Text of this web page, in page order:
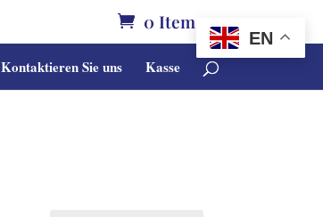
0 Items
Kontaktieren Sie uns Kasse
EN